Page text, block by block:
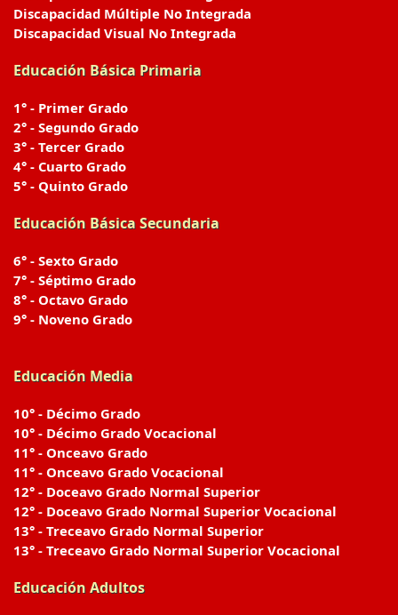
Discapacidad Múltiple No Integrada
Discapacidad Visual No Integrada
Educación Básica Primaria
1° - Primer Grado
2° - Segundo Grado
3° - Tercer Grado
4° - Cuarto Grado
5° - Quinto Grado
Educación Básica Secundaria
6° - Sexto Grado
7° - Séptimo Grado
8° - Octavo Grado
9° - Noveno Grado
Educación Media
10° - Décimo Grado
10° - Décimo Grado Vocacional
11° - Onceavo Grado
11° - Onceavo Grado Vocacional
12° - Doceavo Grado Normal Superior
12° - Doceavo Grado Normal Superior Vocacional
13° - Treceavo Grado Normal Superior
13° - Treceavo Grado Normal Superior Vocacional
Educación Adultos